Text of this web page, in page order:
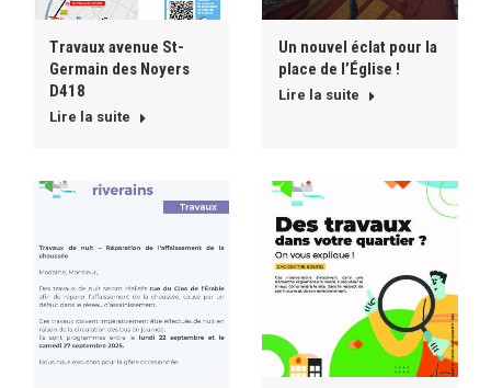
Travaux avenue St-
Germain des Noyers
D418
Lire la suite
Un nouvel éclat pour la
place de l’Église !
Lire la suite